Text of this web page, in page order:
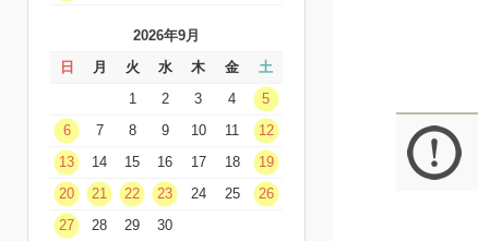
2026年9月
日
月 火 水 木 金
土
1
2 3 4
5
6
7 8 9 10 11
12
13
14 15 16 17 18
19
20
21 22 23 24 25
26
27
28 29 30